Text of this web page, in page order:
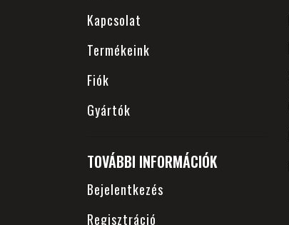
Kapcsolat
Termékeink
Fiók
Gyártók
TOVÁBBI INFORMÁCIÓK
Bejelentkezés
Regisztráció